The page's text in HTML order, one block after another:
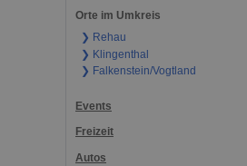
Orte im Umkreis
❯ Rehau
❯ Klingenthal
❯ Falkenstein/Vogtland
Events
Freizeit
Autos